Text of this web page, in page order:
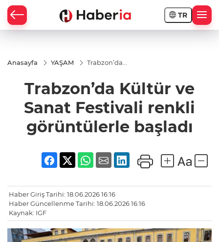
TR
Anasayfa YAŞAM
Trabzon’da
Festivali
renkli
görüntülerle
başladı
Trabzon’da Kültür ve
Sanat Festivali renkli
görüntülerle başladı
Haber Giriş Tarihi: 18.06.2026 16:16
Haber Güncellenme Tarihi: 18.06.2026 16:16
Kaynak: IGF